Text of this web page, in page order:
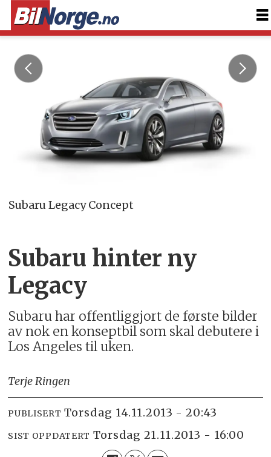
Subaru Legacy Concept
Subaru hinter ny
Legacy
Subaru har offentliggjort de første bilder
av nok en konseptbil som skal debutere i
Los Angeles til uken.
Terje Ringen
PUBLISERT torsdag 14.11.2013 - 20:43
SIST OPPDATERT torsdag 21.11.2013 - 16:00